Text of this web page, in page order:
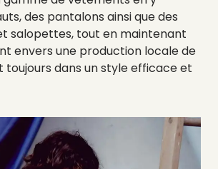
des pantalons ainsi que des
salopettes, tout en maintenant
envers une production locale de
toujours dans un style efficace et